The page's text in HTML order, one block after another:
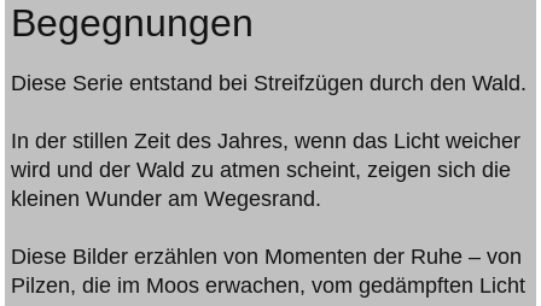
Begegnungen
Diese Serie entstand bei Streifzügen durch den Wald.
In der stillen Zeit des Jahres, wenn das Licht weicher
wird und der Wald zu atmen scheint, zeigen sich die
kleinen Wunder am Wegesrand.
Diese Bilder erzählen von Momenten der Ruhe – von
Pilzen, die im Moos erwachen, vom gedämpften Licht